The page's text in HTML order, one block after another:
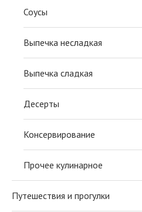
Соусы
Выпечка несладкая
Выпечка сладкая
Десерты
Консервирование
Прочее кулинарное
Путешествия и прогулки